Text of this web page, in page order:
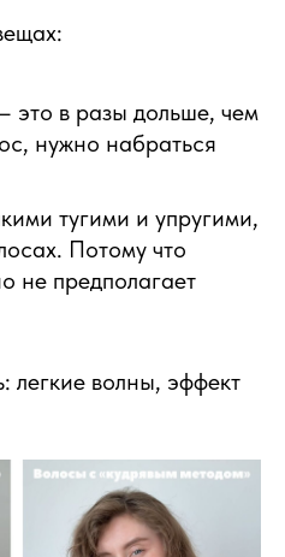
это в разы дольше, чем
нужно набраться
тугими и упругими,
Потому что
не предполагает
легкие волны, эффект